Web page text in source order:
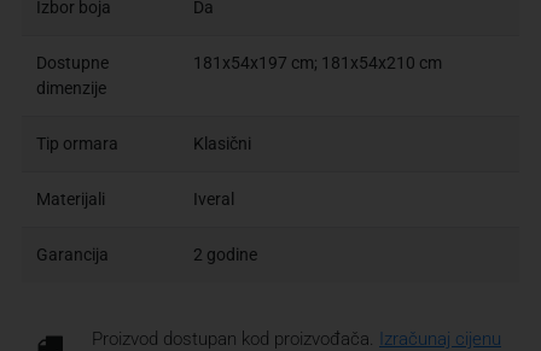
Izbor boja Da
Dostupne
dimenzije
181x54x197 cm; 181x54x210 cm
Tip ormara Klasični
Materijali Iveral
Garancija 2 godine
Proizvod dostupan kod proizvođača.
Izračunaj cijenu